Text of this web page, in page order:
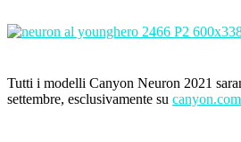
Tutti i modelli Canyon Neuron 2021
settembre, esclusivamente su canyon.com